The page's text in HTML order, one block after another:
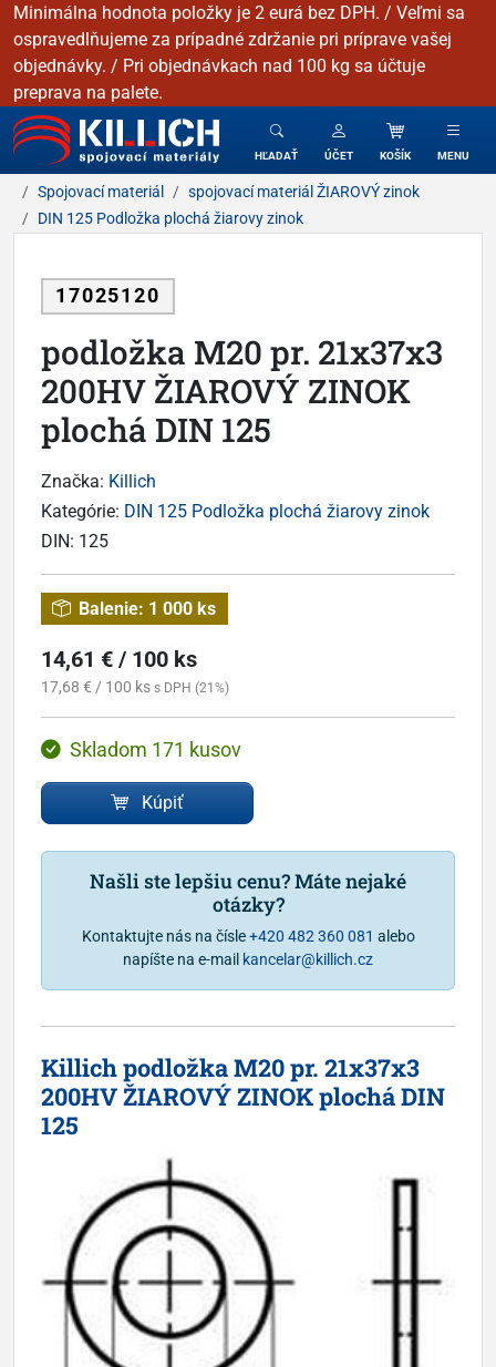
Minimálna hodnota položky je 2 eurá bez DPH. / Veľmi sa
ospravedlňujeme za prípadné zdržanie pri príprave vašej
objednávky. / Pri objednávkach nad 100 kg sa účtuje
preprava na palete.
KILLICH - Spojovacie materiály
HĽADAŤ ÚČET KOŠÍK MENU
Spojovací materiál
spojovací materiál ŽIAROVÝ zinok
DIN 125 Podložka plochá žiarovy zinok
17025120
podložka M20 pr. 21x37x3
200HV ŽIAROVÝ ZINOK
plochá DIN 125
Značka: Killich
Kategórie: DIN 125 Podložka plochá žiarovy zinok
DIN: 125
Balenie: 1 000 ks
14,61 € / 100 ks
17,68 € / 100 ks s DPH (21%)
Skladom 171 kusov
Kúpiť
Našli ste lepšiu cenu? Máte nejaké
otázky?
Kontaktujte nás na čísle+420 482 360 081 alebo
napíšte na e-mail kancelar@killich.cz
Killich podložka M20 pr. 21x37x3
200HV ŽIAROVÝ ZINOK plochá DIN
125